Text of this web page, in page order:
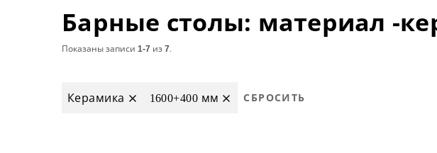
Показаны записи 1-7 из7.
Керамика 1600+400 мм СБРОСИТЬ